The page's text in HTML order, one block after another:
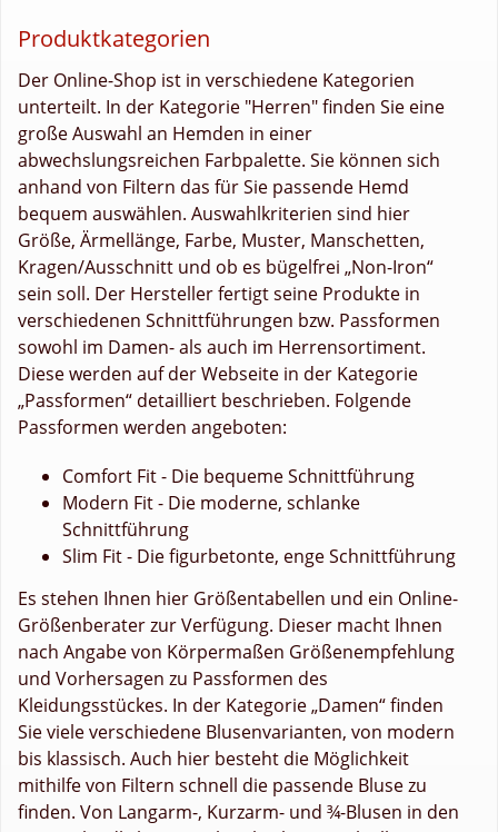
Produktkategorien
Der Online-Shop ist in verschiedene Kategorien
unterteilt. In der Kategorie "Herren" finden Sie eine
große Auswahl an Hemden in einer
abwechslungsreichen Farbpalette. Sie können sich
anhand von Filtern das für Sie passende Hemd
bequem auswählen. Auswahlkriterien sind hier
Größe, Ärmellänge, Farbe, Muster, Manschetten,
Kragen/Ausschnitt und ob es bügelfrei „Non-Iron“
sein soll. Der Hersteller fertigt seine Produkte in
verschiedenen Schnittführungen bzw. Passformen
sowohl im Damen- als auch im Herrensortiment.
Diese werden auf der Webseite in der Kategorie
„Passformen“ detailliert beschrieben. Folgende
Passformen werden angeboten:
Comfort Fit - Die bequeme Schnittführung
Modern Fit - Die moderne, schlanke
Schnittführung
Slim Fit - Die figurbetonte, enge Schnittführung
Es stehen Ihnen hier Größentabellen und ein Online-
Größenberater zur Verfügung. Dieser macht Ihnen
nach Angabe von Körpermaßen Größenempfehlung
und Vorhersagen zu Passformen des
Kleidungsstückes. In der Kategorie „Damen“ finden
Sie viele verschiedene Blusenvarianten, von modern
bis klassisch. Auch hier besteht die Möglichkeit
mithilfe von Filtern schnell die passende Bluse zu
finden. Von Langarm-, Kurzarm- und ¾-Blusen in den